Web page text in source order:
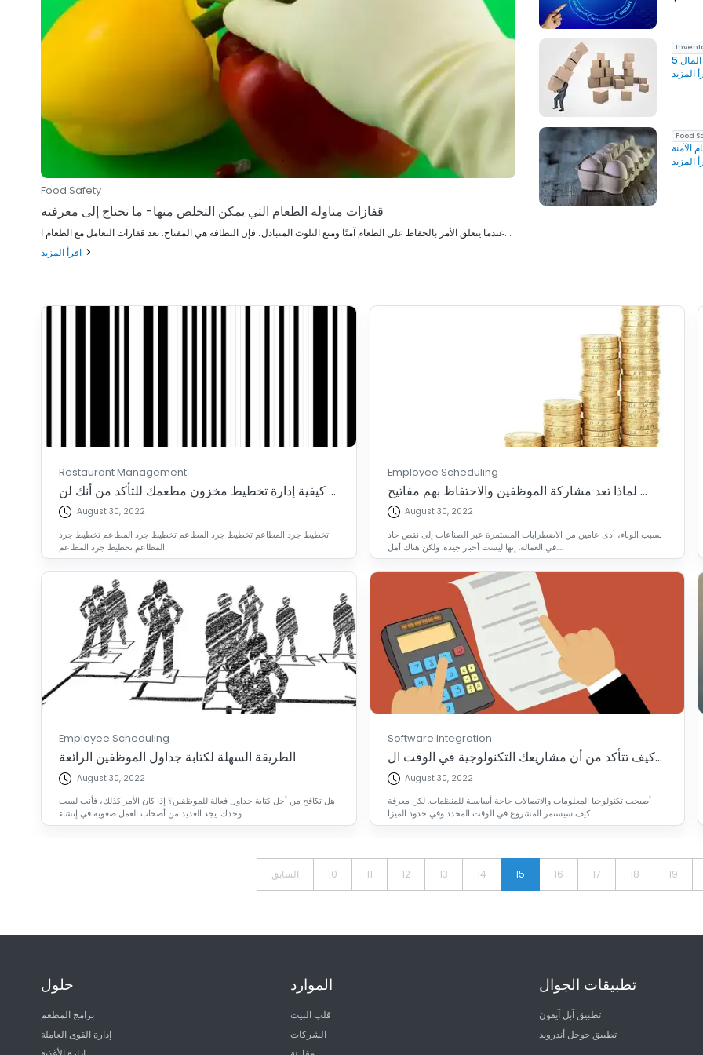
Food Safety
قفازات مناولة الطعام التي يمكن التخلص منها- ما تحتاج إلى معرفته
عندما يتعلق الأمر بالحفاظ على الطعام آمنًا ومنع التلوث المتبادل، فإن النظافة هي المفتاح. تعد قفازات التعامل مع الطعام ا...
Food
الآمنة
Restaurant Management
كيفية إدارة تخطيط مخزون مطعمك للتأكد من أنك لن ...
August 30, 2022
تخطيط جرد المطاعم تخطيط جرد المطاعم تخطيط جرد المطاعم تخطيط جرد
المطاعم تخطيط جرد المطاعم
Employee Scheduling
الطريقة السهلة لكتابة جداول الموظفين الرائعة
August 30, 2022
هل تكافح من أجل كتابة جداول فعالة للموظفين؟ إذا كان الأمر كذلك، فأنت لست
وحدك. يجد العديد من أصحاب العمل صعوبة في إنشاء...
Employee Scheduling
لماذا تعد مشاركة الموظفين والاحتفاظ بهم مفاتيح ...
August 30, 2022
بسبب الوباء، أدى عامين من الاضطرابات المستمرة عبر الصناعات إلى نقص حاد
في العمالة. إنها ليست أخبار جيدة. ولكن هناك أمل....
Software Integration
كيف تتأكد من أن مشاريعك التكنولوجية في الوقت ال...
August 30, 2022
أصبحت تكنولوجيا المعلومات والاتصالات حاجة أساسية للمنظمات. لكن معرفة
كيف سيستمر المشروع في الوقت المحدد وفي حدود الميزا...
السابق 10 11 12 13 14 15 16 17 18 19
حلول
برامج المطعم
إدارة القوى العاملة
الموارد
قلب البيت
الشركات
تطبيقات الجوال
تطبيق آبل آيفون
تطبيق جوجل أندرويد